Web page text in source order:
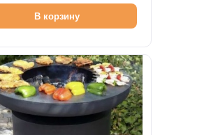
В корзину